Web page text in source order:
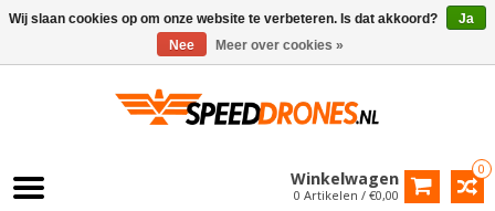
0
Winkelwagen
0 Artikelen / €0,00
Wij slaan cookies op om onze website te verbeteren. Is dat akkoord?
Ja
Nee
Meer over cookies »